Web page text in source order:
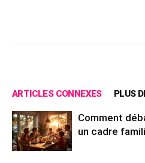
ARTICLES CONNEXES PLUS
Comment
un cadre